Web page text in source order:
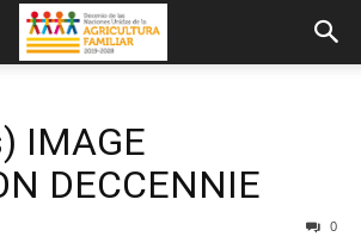
IMAGE
DECCENNIE
0